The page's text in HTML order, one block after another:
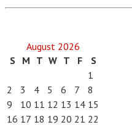
August 2026
S
M T W T F
S
1
2
3 4 5 6 7
8
9
10 11 12 13 14 15
16 17 18 19 20 21 22